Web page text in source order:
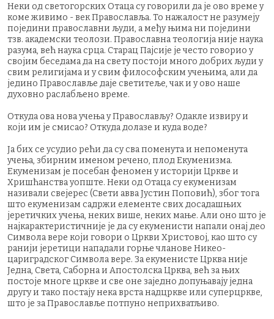
Неки од светогорских Отаца су говорили да је ово време у
коме живимо - век Православља. То нажалост не разумеју
поједини православни људи, а међу њима ни поједини
тзв. академски теолози. Православна теологија није наука
разума, већ наука срца. Старац Пајсије је често говорио у
својим беседама да на свету постоји много добрих људи у
свим религијама и у свим философским учењима, али да
једино Православље даје светитеље, чак и у ово наше
духовно раслабљено време.
Откуда ова нова учења у Православљу? Одакле извиру и
који им је смисао? Откуда долазе и куда воде?
Ја бих се усудио рећи да су сва поменута и непоменута
учења, збирним именом речено, плод Екуменизма.
Екуменизам је посебан феномен у историји Цркве и
Хришћанства уопште. Неки од Отаца су екуменизам
називали свејерес (Свети авва Јустин Поповић), због тога
што екуменизам садржи елементе свих досадашњих
јеретичких учења, неких више, неких мање. Али оно што је
најкарактеристичније је да су екуменисти напали онај део
Символа вере који говори о Цркви Христовој, као што су
ранији јеретици нападали горње чланове Никео-
цариградског Символа вере. За екуменисте Црква није
Једна, Света, Саборна и Апостолска Црква, већ за њих
постоје многе цркве и све оне заједно допуњавају једна
другу и тако постају нека врста надцркве или суперцркве,
што је за Православље потпуно неприхватљиво.